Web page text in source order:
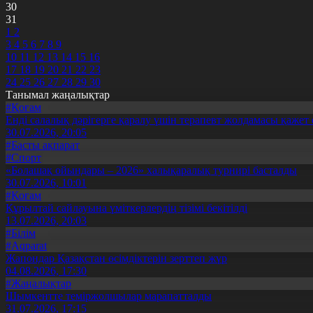
30
31
1 2
3 4 5 6 7 8 9
10 11 12 13 14 15 16
17 18 19 20 21 22 23
24 25 26 27 28 29 30
Танымал жаңалықтар
#Қоғам
Енді салалық дәрігерге қаралу үшін терапевт жолдамасы қажет
30.07.2026, 20:05
#Басты ақпарат
#Спорт
«Болашақ ойындары – 2026» халықаралық турнирі басталды
30.07.2026, 10:01
#Қоғам
Құрылтай сайлауына үміткерлердің тізімі бекітілді
13.07.2026, 20:03
#Білім
#Aqparat
Жапондар Қазақстан өсімдіктерін зерттеп жүр
04.08.2026, 17:30
#Жаңалықтар
Шымкентте теміржолшылар марапатталды
31.07.2026, 17:15